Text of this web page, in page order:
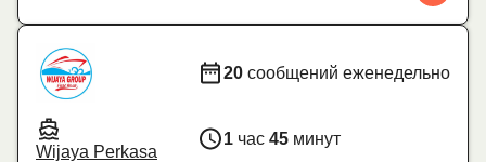
Wijaya Perkasa
20 сообщений еженедельно
1 час 45 минут